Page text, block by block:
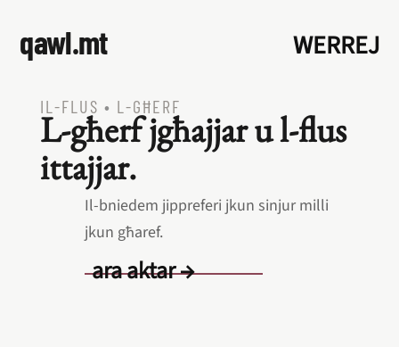
qawl.mt WERREJ
IL‑FLUS • L‑GĦERF
L‑għerf jgħajjar u l‑flus
ittajjar.
Il‑bniedem jippreferi jkun sinjur milli
jkun għaref.
ara aktar →